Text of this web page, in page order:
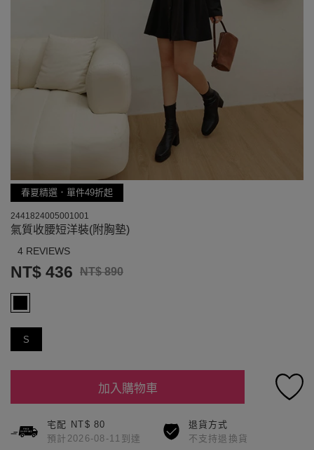
春夏精選．單件49折起
2441824005001001
氣質收腰短洋裝(附胸墊)
4 REVIEWS
NT$ 436 NT$ 890
S
加入購物車
宅配 NT$ 80
預計2026-08-11到達
退貨方式
不支持退換貨